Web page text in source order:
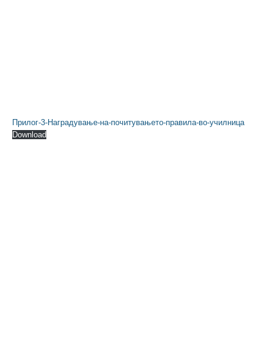
Прилог-3-Наградување-на-почитувањето-правила-во-училница
Download